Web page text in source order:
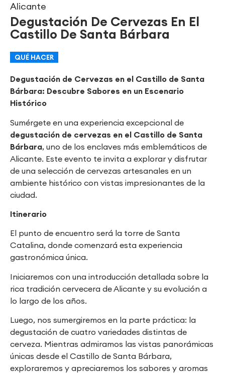
Alicante
Degustación De Cervezas En El
Castillo De Santa Bárbara
QUÉ HACER
Degustación de Cervezas en el Castillo de Santa
Bárbara: Descubre Sabores en un Escenario
Histórico
Sumérgete en una experiencia excepcional de
degustación de cervezas en el Castillo de Santa
Bárbara, uno de los enclaves más emblemáticos de
Alicante. Este evento te invita a explorar y disfrutar
de una selección de cervezas artesanales en un
ambiente histórico con vistas impresionantes de la
ciudad.
Itinerario
El punto de encuentro será la torre de Santa
Catalina, donde comenzará esta experiencia
gastronómica única.
Iniciaremos con una introducción detallada sobre la
rica tradición cervecera de Alicante y su evolución a
lo largo de los años.
Luego, nos sumergiremos en la parte práctica: la
degustación de cuatro variedades distintas de
cerveza. Mientras admiramos las vistas panorámicas
únicas desde el Castillo de Santa Bárbara,
exploraremos y apreciaremos los sabores y aromas